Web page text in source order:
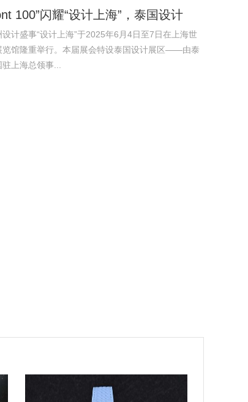
100”闪耀“设计上海”，泰国设计
设计盛事“设计上海”于2025年6月4日至7日在上海世
览馆隆重举行。本届展会特设泰国设计展区——由泰
驻上海总领事...